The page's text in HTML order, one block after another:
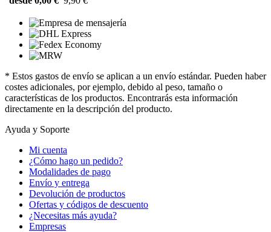
* Estos gastos de envío se aplican a un envío estándar. Pueden haber
costes adicionales, por ejemplo, debido al peso, tamaño o
características de los productos. Encontrarás esta información
directamente en la descripción del producto.
Ayuda y Soporte
Mi cuenta
¿Cómo hago un pedido?
Modalidades de pago
Envío y entrega
Devolución de productos
Ofertas y códigos de descuento
¿Necesitas más ayuda?
Empresas